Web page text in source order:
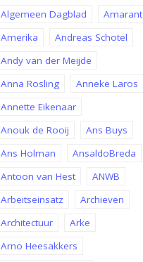
Algemeen Dagblad
Amarant
Amerika
Andreas Schotel
Andy van der Meijde
Anna Rosling
Anneke Laros
Annette Eikenaar
Anouk de Rooij
Ans Buys
Ans Holman
AnsaldoBreda
Antoon van Hest
ANWB
Arbeitseinsatz
Archieven
Architectuur
Arke
Arno Heesakkers